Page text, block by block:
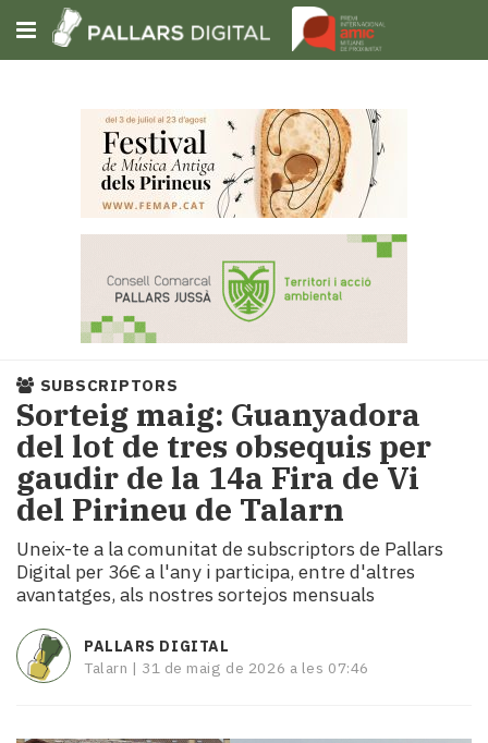
Subscriu-t'hi
Portada
Societat
Política
i
municipis
Economia
i
Cultura
Esports
Mai
tant!
TV
i
SUBSCRIPTORS
Sorteig maig: Guanyadora
del lot de tres obsequis per
gaudir de la 14a Fira de Vi
del Pirineu de Talarn
Uneix-te a la comunitat de subscriptors de Pallars
Digital per 36€ a l'any i participa, entre d'altres
avantatges, als nostres sortejos mensuals
PALLARS DIGITAL
Talarn | 31 de maig de 2026 a les 07:46